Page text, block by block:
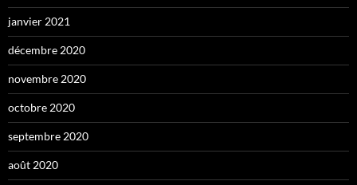
janvier 2021
décembre 2020
novembre 2020
octobre 2020
septembre 2020
août 2020